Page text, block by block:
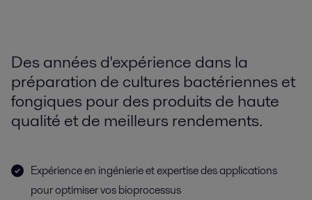
Des années d'expérience dans la
préparation de cultures bactériennes et
fongiques pour des produits de haute
qualité et de meilleurs rendements.
Expérience en ingénierie et expertise des applications
pour optimiser vos bioprocessus